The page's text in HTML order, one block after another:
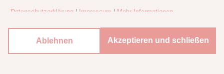
Datenschutzerklärung | Impressum | Mehr Informationen
Ablehnen Akzeptieren und schließen